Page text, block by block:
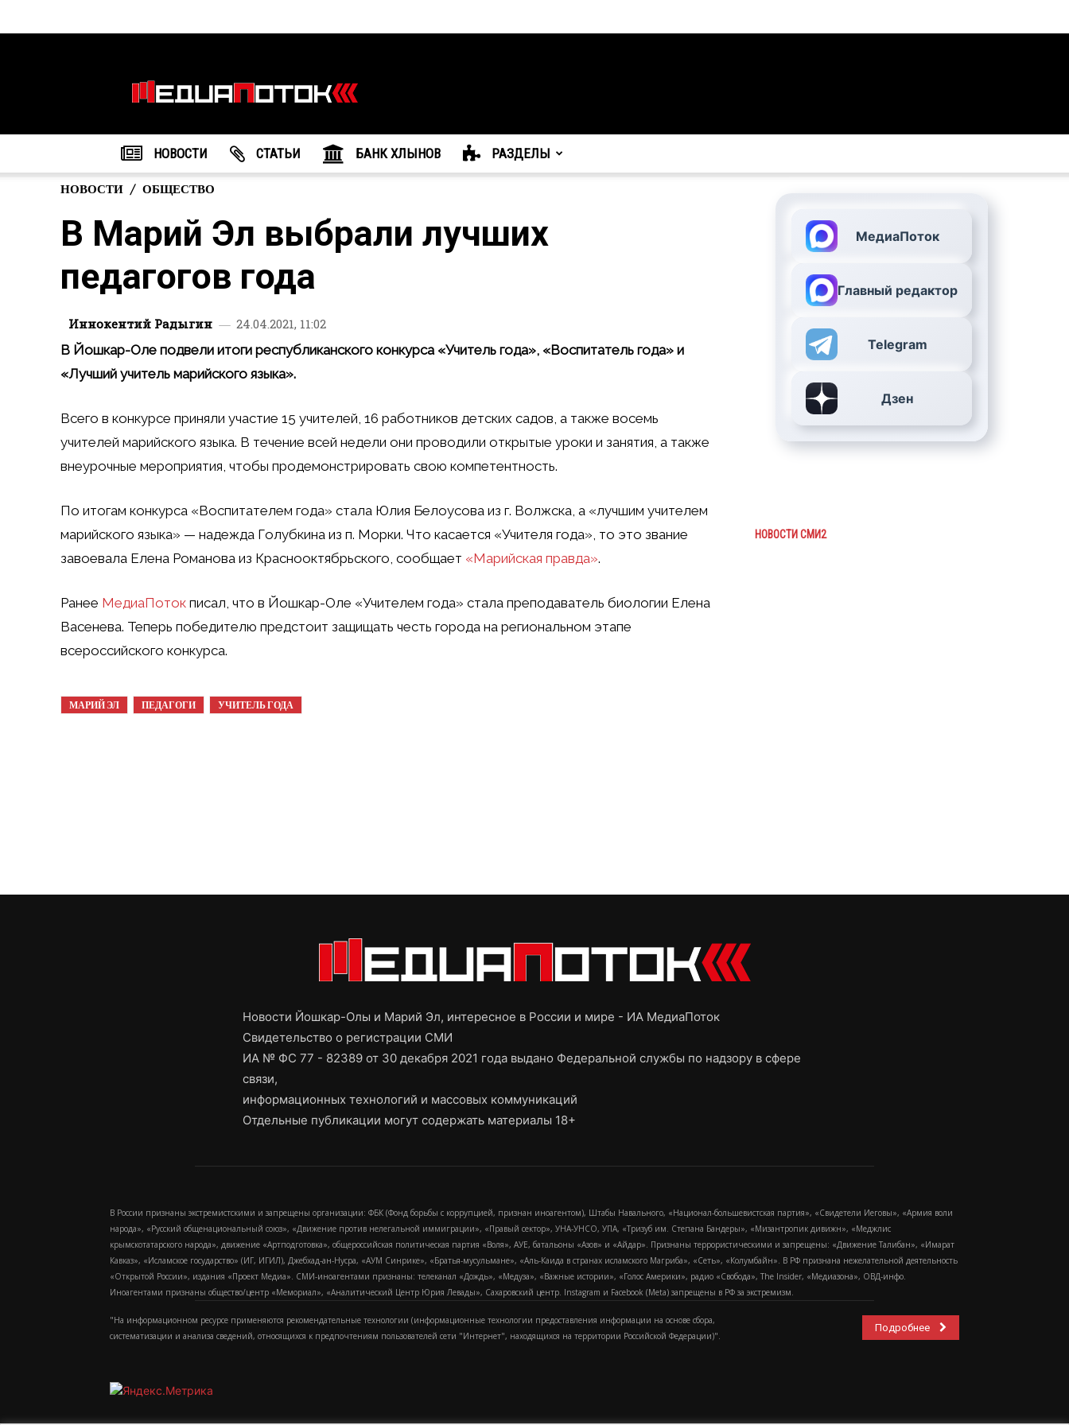
агентство
"МедиаПоток"
НОВОСТИ CТАТЬИ БАНК ХЛЫНОВ РАЗДЕЛЫ
НОВОСТИ ОБЩЕСТВО
В Марий Эл выбрали лучших
педагогов года
Иннокентий Радыгин
24.04.2021, 11:02
В Йошкар-Оле подвели итоги республиканского конкурса «Учитель года», «Воспитатель года» и
«Лучший учитель марийского языка».
Всего в конкурсе приняли участие 15 учителей, 16 работников детских садов, а также восемь
учителей марийского языка. В течение всей недели они проводили открытые уроки и занятия, а также
внеурочные мероприятия, чтобы продемонстрировать свою компетентность.
По итогам конкурса «Воспитателем года» стала Юлия Белоусова из г. Волжска, а «лучшим учителем
марийского языка» — надежда Голубкина из п. Морки. Что касается «Учителя года», то это звание
завоевала Елена Романова из Краснооктябрьского, сообщает «Марийская правда».
Ранее МедиаПоток писал, что в Йошкар-Оле «Учителем года» стала преподаватель биологии Елена
Васенева. Теперь победителю предстоит защищать честь города на региональном этапе
всероссийского конкурса.
МАРИЙ ЭЛ ПЕДАГОГИ УЧИТЕЛЬ ГОДА
МедиаПоток
Главный редактор
Telegram
Дзен
НОВОСТИ СМИ2
Новости Йошкар-Олы и Марий Эл, интересное в России и мире - ИА МедиаПоток
Свидетельство о регистрации СМИ
ИА № ФС 77 - 82389 от 30 декабря 2021 года выдано Федеральной службы по надзору в сфере
связи,
информационных технологий и массовых коммуникаций
Отдельные публикации могут содержать материалы 18+
В России признаны экстремистскими и запрещены организации: ФБК (Фонд борьбы с коррупцией, признан иноагентом), Штабы Навального, «Национал-большевистская партия», «Свидетели Иеговы», «Армия воли
народа», «Русский общенациональный союз», «Движение против нелегальной иммиграции», «Правый сектор», УНА-УНСО, УПА, «Тризуб им. Степана Бандеры», «Мизантропик дивижн», «Меджлис
крымскотатарского народа», движение «Артподготовка», общероссийская политическая партия «Воля», АУЕ, батальоны «Азов» и «Айдар». Признаны террористическими и запрещены: «Движение Талибан», «Имарат
Кавказ», «Исламское государство» (ИГ, ИГИЛ), Джебхад-ан-Нусра, «АУМ Синрике», «Братья-мусульмане», «Аль-Каида в странах исламского Магриба», «Сеть», «Колумбайн». В РФ признана нежелательной деятельность
«Открытой России», издания «Проект Медиа». СМИ-иноагентами признаны: телеканал «Дождь», «Медуза», «Важные истории», «Голос Америки», радио «Свобода», The Insider, «Медиазона», ОВД-инфо.
Иноагентами признаны общество/центр «Мемориал», «Аналитический Центр Юрия Левады», Сахаровский центр. Instagram и Facebook (Metа) запрещены в РФ за экстремизм.
"На информационном ресурсе применяются рекомендательные технологии (информационные технологии предоставления информации на основе сбора,
систематизации и анализа сведений, относящихся к предпочтениям пользователей сети "Интернет", находящихся на территории Российской Федерации)".
Подробнее